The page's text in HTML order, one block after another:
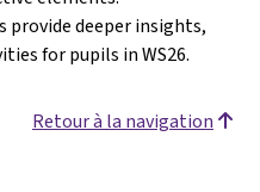
provide deeper insights,
for pupils in WS26.
Retour à la navigation